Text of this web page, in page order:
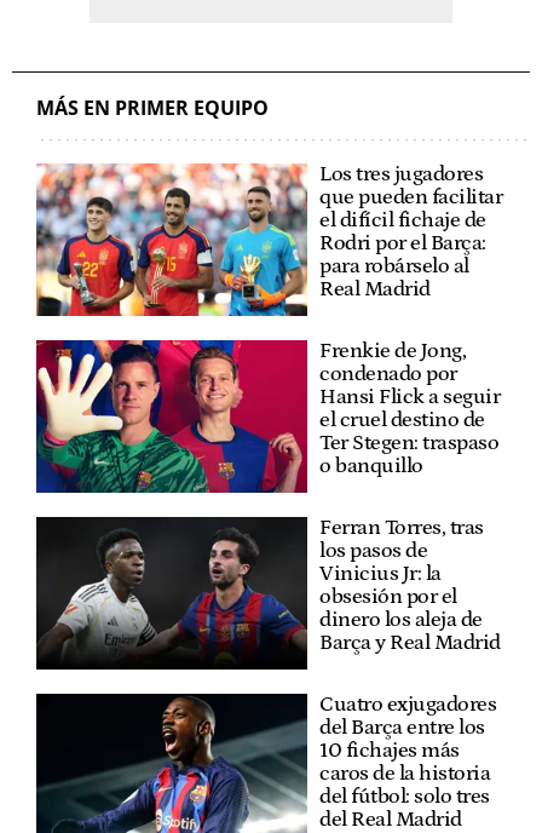
MÁS EN PRIMER EQUIPO
Los tres jugadores
que pueden facilitar
el difícil fichaje de
Rodri por el Barça:
para robárselo al
Real Madrid
Frenkie de Jong,
condenado por
Hansi Flick a seguir
el cruel destino de
Ter Stegen: traspaso
o banquillo
Ferran Torres, tras
los pasos de
Vinicius Jr: la
obsesión por el
dinero los aleja de
Barça y Real Madrid
Cuatro exjugadores
del Barça entre los
10 fichajes más
caros de la historia
del fútbol: solo tres
del Real Madrid